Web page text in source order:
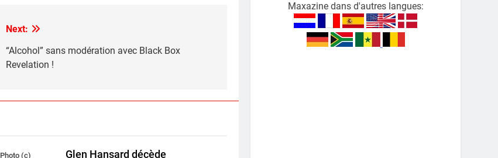
Next:
“Alcohol” sans modération avec Black Box
Revelation !
Photo (c)
Glen Hansard décède
Maxazine dans d'autres langues: